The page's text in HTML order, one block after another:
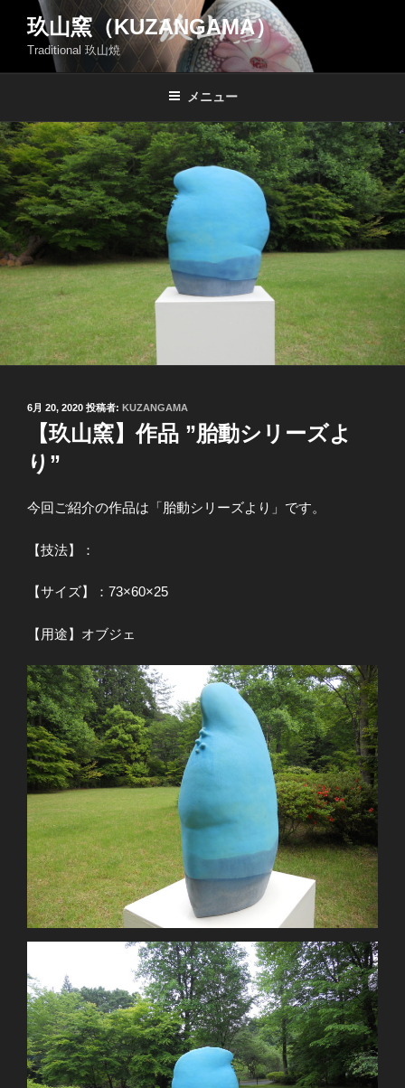
ン
ス
キ
ッ
プ
玖山窯（KUZANGAMA）
Traditional 玖山焼
メニュー
投
6月 20, 2020 投稿者: KUZANGAMA
【玖山窯】作品 ”胎動シリーズよ
り”
今回ご紹介の作品は「胎動シリーズより」です。
【技法】：
【サイズ】：73×60×25
【用途】オブジェ